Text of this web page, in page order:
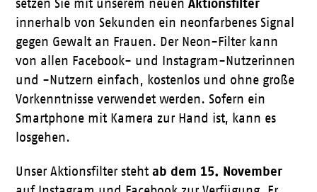
setzen Sie mit unserem neuenAktionsfilter
innerhalb von Sekunden ein neonfarbenes Signal
gegen Gewalt an Frauen. Der Neon-Filter kann
von allen Facebook- und Instagram-Nutzerinnen
und -Nutzern einfach, kostenlos und ohne große
Vorkenntnisse verwendet werden. Sofern ein
Smartphone mit Kamera zur Hand ist, kann es
losgehen.
Unser Aktionsfilter stehtab dem 15. November